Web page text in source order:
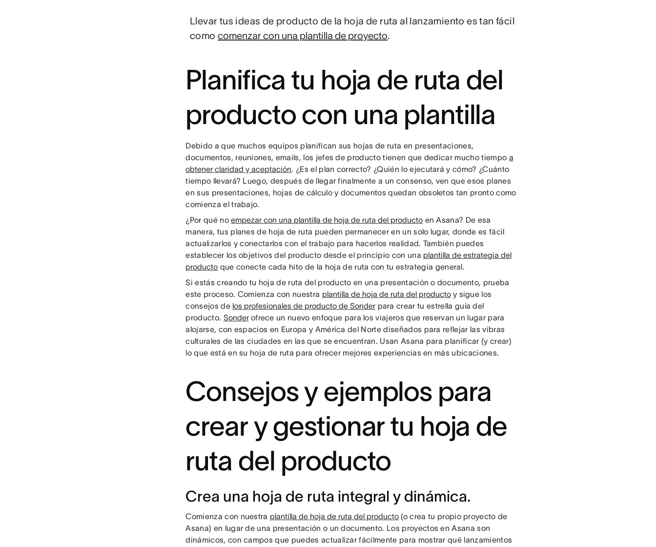
Llevar tus ideas de producto de la hoja de ruta al lanzamiento es tan fácil
comocomenzar con una plantilla de proyecto.
Planifica tu hoja de ruta del
producto con una plantilla
Debido a que muchos equipos planifican sus hojas de ruta en presentaciones,
documentos, reuniones, emails, los jefes de producto tienen que dedicar mucho tiempo a
obtener claridad y aceptación. ¿Es el plan correcto? ¿Quién lo ejecutará y cómo? ¿Cuánto
tiempo llevará? Luego, después de llegar finalmente a un consenso, ven que esos planes
en sus presentaciones, hojas de cálculo y documentos quedan obsoletos tan pronto como
comienza el trabajo.
¿Por qué noempezar con una plantilla de hoja de ruta del producto en Asana? De esa
manera, tus planes de hoja de ruta pueden permanecer en un solo lugar, donde es fácil
actualizarlos y conectarlos con el trabajo para hacerlos realidad. También puedes
establecer los objetivos del producto desde el principio con una plantilla de estrategia del
producto que conecte cada hito de la hoja de ruta con tu estrategia general.
Si estás creando tu hoja de ruta del producto en una presentación o documento, prueba
este proceso. Comienza con nuestra plantilla de hoja de ruta del productoy sigue los
consejos de los profesionales de producto de Sonder para crear tu estrella guía del
producto. Sonderofrece un nuevo enfoque para los viajeros que reservan un lugar para
alojarse, con espacios en Europa y América del Norte diseñados para reflejar las vibras
culturales de las ciudades en las que se encuentran. Usan Asana para planificar (y crear)
lo que está en su hoja de ruta para ofrecer mejores experiencias en más ubicaciones.
Consejos y ejemplos para
crear y gestionar tu hoja de
ruta del producto
Crea una hoja de ruta integral y dinámica.
Comienza con nuestra plantilla de hoja de ruta del producto (o crea tu propio proyecto de
Asana) en lugar de una presentación o un documento. Los proyectos en Asana son
dinámicos, con campos que puedes actualizar fácilmente para mostrar qué lanzamientos